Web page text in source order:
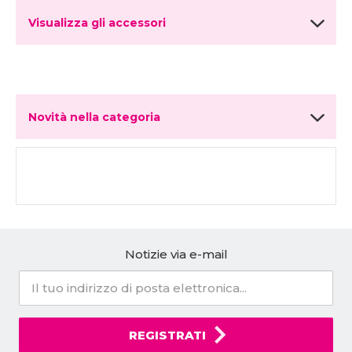
Visualizza gli accessori
Novità nella categoria
Notizie via e-mail
REGISTRATI